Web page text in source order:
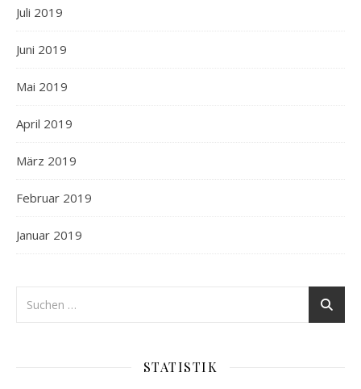
Juli 2019
Juni 2019
Mai 2019
April 2019
März 2019
Februar 2019
Januar 2019
STATISTIK